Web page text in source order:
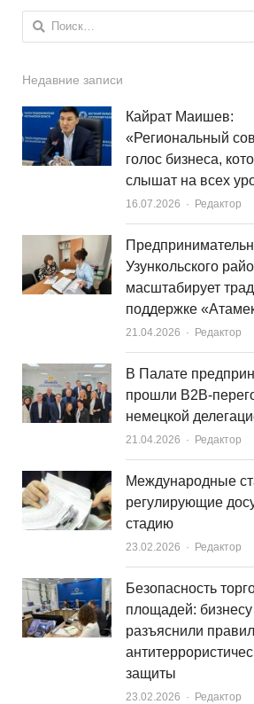
Найти:
Недавние записи
Кайрат Маишев:
«Региональный
голос бизнеса,
слышат на всех
16.07.2026 Author
Редактор
Узункольского
масштабирует
поддержке
21.04.2026 Author
Редактор
В Палате
прошли B2B-
немецкой
21.04.2026 Author
Редактор
Международные
регулирующие
стадию
23.02.2026 Author
Редактор
Безопасность
площадей: бизнесу
разъяснили
защиты
23.02.2026 Author
Редактор